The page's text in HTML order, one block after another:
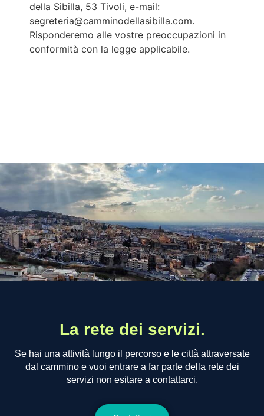
della Sibilla, 53 Tivoli, e-mail:
segreteria@camminodellasibilla.com.
Risponderemo alle vostre preoccupazioni in
conformità con la legge applicabile.
La rete dei servizi.
Se hai una attività lungo il percorso e le città attraversate
dal cammino e vuoi entrare a far parte della rete dei
servizi non esitare a contattarci.